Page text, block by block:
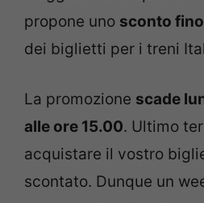
propone uno sconto
dei biglietti per i treni
La promozione scade
alle ore 15.00. Ultimo
acquistare il vostro
scontato. Dunque un